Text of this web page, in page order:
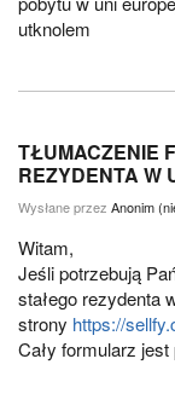
utknolem
TŁUMACZENIE
REZYDENTA W
Wysłane przez Anonim
Witam,
Jeśli potrzebują
stałego rezydenta
strony https://
Cały formularz